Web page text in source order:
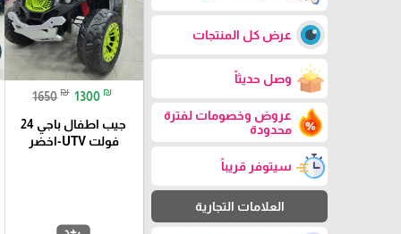
عرض كل المنتجات
وصل حديثاً
عروض وخصومات لفترة
محدودة
سيتوفر قريباً
العلامات التجارية
1650 ₪ 1300 ₪
جيب اطفال باجي 24
فولت UTV-اخضر